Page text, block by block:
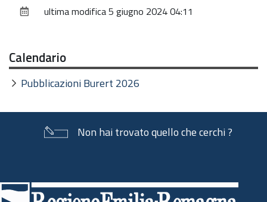
ultima modifica5 giugno 2024 04:11
Calendario
Pubblicazioni Burert 2026
Non hai trovato quello che cerchi ?
di